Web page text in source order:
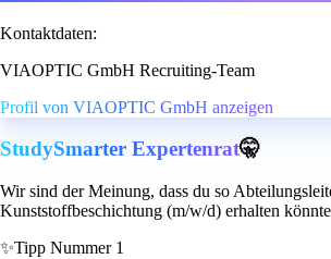
Kontaktdaten:
VIAOPTIC GmbH Recruiting-Team
Profil von VIAOPTIC GmbH anzeigen
StudySmarter Expertenrat🤫
Wir sind der Meinung, dass du so
Kunststoffbeschichtung (m/w/d) erhalten
✨Tipp Nummer 1